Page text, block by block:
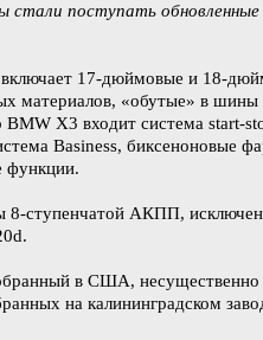
стали поступать обновленные
включает 17-дюймовые и 18-
материалов, «обутые» в
BMW X3 входит система start-
Basiness, биксеноновые
функции.
ступенчатой АКПП,
в США, несущественно
на калининградском